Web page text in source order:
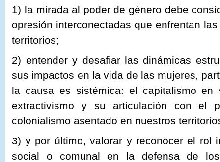
1) la mirada al poder de género debe
opresión interconectadas que enfrentan
territorios;
2) entender y desafiar las dinámicas
sus impactos en la vida de las mujeres,
la causa es sistémica: el capitalismo en
extractivismo y su articulación con el
colonialismo asentado en nuestros
3) y por último, valorar y reconocer el rol
social o comunal en la defensa de